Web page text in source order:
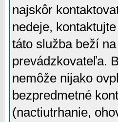
najskôr
nedeje,
táto služba beží
prevádzkovateľa.
nemôže nijako
bezpredmetné
(nactiutrhanie,